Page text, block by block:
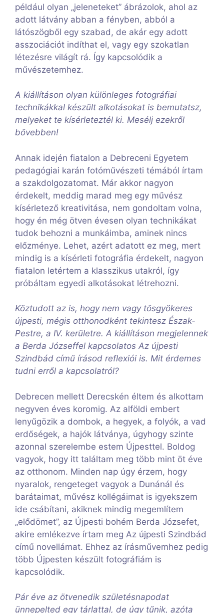
például olyan „jeleneteket” ábrázolok, ahol az
adott látvány abban a fényben, abból a
látószögből egy szabad, de akár egy adott
asszociációt indíthat el, vagy egy szokatlan
létezésre világít rá. Így kapcsolódik a
művészetemhez.
A kiállításon olyan különleges fotográfiai
technikákkal készült alkotásokat is bemutatsz,
melyeket te kísérleteztél ki. Mesélj ezekről
bővebben!
Annak idején fiatalon a Debreceni Egyetem
pedagógiai karán fotóművészeti témából írtam
a szakdolgozatomat. Már akkor nagyon
érdekelt, meddig marad meg egy művész
kísérletező kreativitása, nem gondoltam volna,
hogy én még ötven évesen olyan technikákat
tudok behozni a munkáimba, aminek nincs
előzménye. Lehet, azért adatott ez meg, mert
mindig is a kísérleti fotográfia érdekelt, nagyon
fiatalon letértem a klasszikus utakról, így
próbáltam egyedi alkotásokat létrehozni.
Köztudott az is, hogy nem vagy tősgyökeres
újpesti, mégis otthonodként tekintesz Észak-
Pestre, a IV. kerületre. A kiállításon megjelennek
a Berda Józseffel kapcsolatos Az újpesti
Szindbád című írásod reflexiói is. Mit érdemes
tudni erről a kapcsolatról?
Debrecen mellett Derecskén éltem és alkottam
negyven éves koromig. Az alföldi embert
lenyűgözik a dombok, a hegyek, a folyók, a vad
erdőségek, a hajók látványa, úgyhogy szinte
azonnal szerelembe estem Újpesttel. Boldog
vagyok, hogy itt találtam meg több mint öt éve
az otthonom. Minden nap úgy érzem, hogy
nyaralok, rengeteget vagyok a Dunánál és
barátaimat, művész kollégáimat is igyekszem
ide csábítani, akiknek mindig megemlítem
„elődömet”, az Újpesti bohém Berda Józsefet,
akire emlékezve írtam meg Az újpesti Szindbád
című novellámat. Ehhez az írásművemhez pedig
több Újpesten készült fotográfiám is
kapcsolódik.
Pár éve az ötvenedik születésnapodat
ünnepelted egy tárlattal, de úgy tűnik, azóta